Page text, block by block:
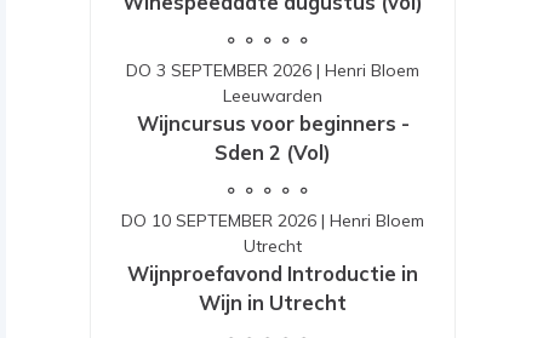
DO 3 SEPTEMBER 2026 | Henri Bloem
Leeuwarden
Wijncursus voor beginners -
Sden 2 (Vol)
DO 10 SEPTEMBER 2026 | Henri Bloem
Utrecht
Wijnproefavond Introductie in
Wijn in Utrecht